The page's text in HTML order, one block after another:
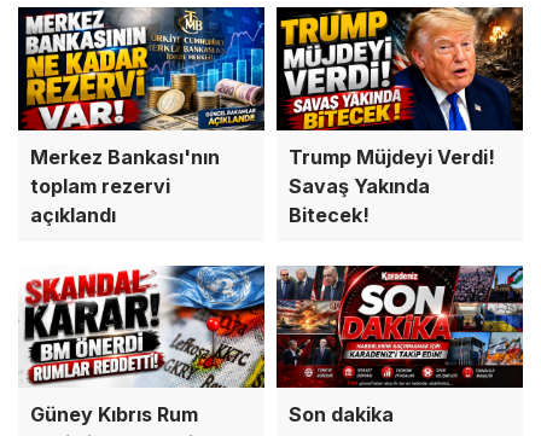
Merkez Bankası'nın
toplam rezervi
açıklandı
Trump Müjdeyi Verdi!
Savaş Yakında
Bitecek!
Güney Kıbrıs Rum
Son dakika